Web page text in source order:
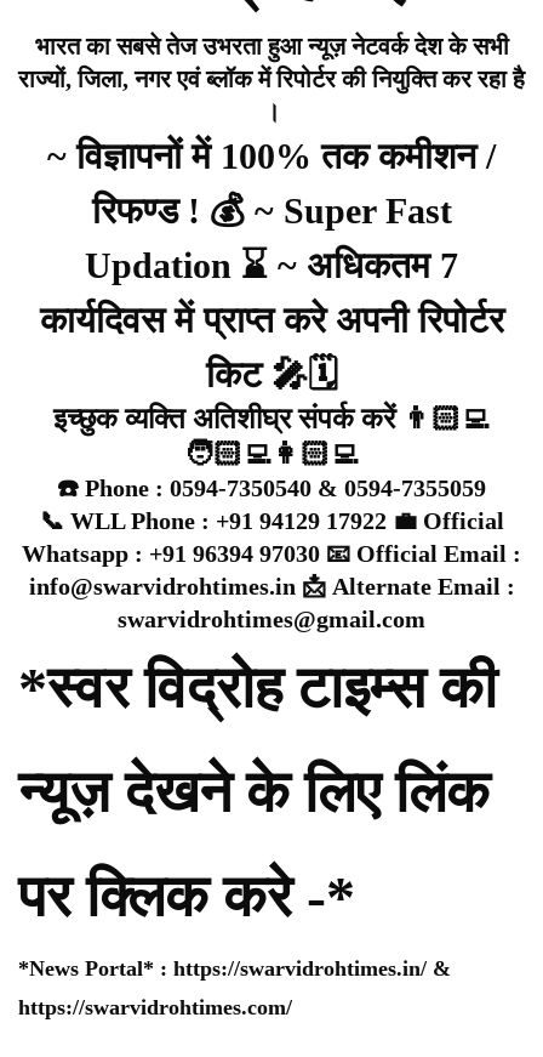
भारत का सबसे तेज उभरता हुआ न्यूज़ नेटवर्क देश के सभी
राज्यों, जिला, नगर एवं ब्लॉक में रिपोर्टर की नियुक्ति कर रहा है
।
~ विज्ञापनों में 100% तक कमीशन /
रिफण्ड ! 💰 ~ Super Fast
Updation ⌛ ~ अधिकतम 7
कार्यदिवस में प्राप्त करे अपनी रिपोर्टर
किट 🎤🗓️
इच्छुक व्यक्ति अतिशीघ्र संपर्क करें 👨🏻‍💻
🧑🏻‍💻👩🏻‍💻
☎️ Phone : 0594-7350540 & 0594-7355059
📞 WLL Phone : +91 94129 17922 💼 Official
Whatsapp : +91 96394 97030 📧 Official Email :
info@swarvidrohtimes.in 📩 Alternate Email :
swarvidrohtimes@gmail.com
*स्वर विद्रोह टाइम्स की
न्यूज़ देखने के लिए लिंक
पर क्लिक करे -*
*News Portal* : https://swarvidrohtimes.in/ &
https://swarvidrohtimes.com/